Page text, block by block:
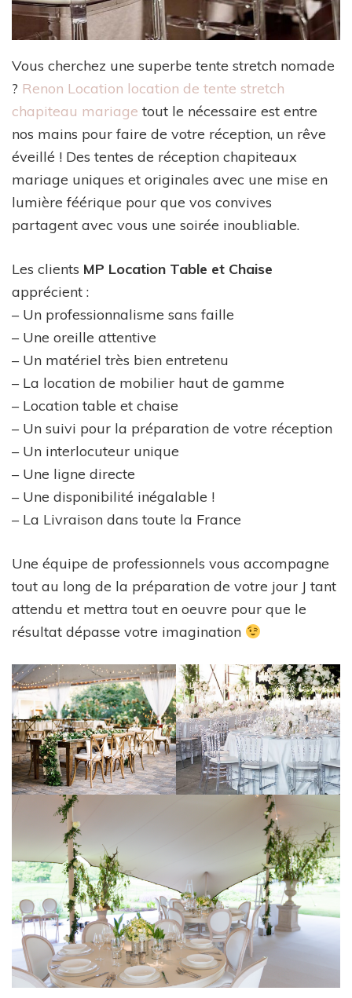
Vous cherchez une superbe tente stretch nomade
? Renon Location location de tente stretch
chapiteau mariage tout le nécessaire est entre
nos mains pour faire de votre réception, un rêve
éveillé ! Des tentes de réception chapiteaux
mariage uniques et originales avec une mise en
lumière féérique pour que vos convives
partagent avec vous une soirée inoubliable.
Les clients MP Location Table et Chaise
apprécient :
– Un professionnalisme sans faille
– Une oreille attentive
– Un matériel très bien entretenu
– La location de mobilier haut de gamme
– Location table et chaise
– Un suivi pour la préparation de votre réception
– Un interlocuteur unique
– Une ligne directe
– Une disponibilité inégalable !
– La Livraison dans toute la France
Une équipe de professionnels vous accompagne
tout au long de la préparation de votre jour J tant
attendu et mettra tout en oeuvre pour que le
résultat dépasse votre imagination